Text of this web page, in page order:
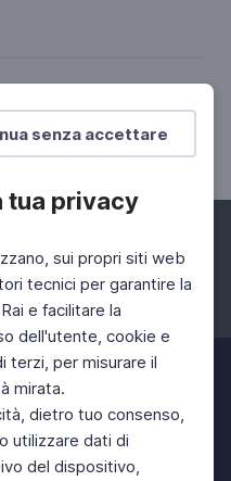
senza accettare
tua privacy
sui propri siti web
tecnici per garantire la
e facilitare la
dell'utente, cookie e
terzi, per misurare il
mirata.
dietro tuo consenso,
utilizzare dati di
del dispositivo,
Twitter